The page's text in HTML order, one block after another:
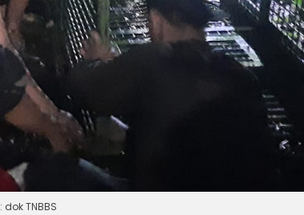
TNBBS